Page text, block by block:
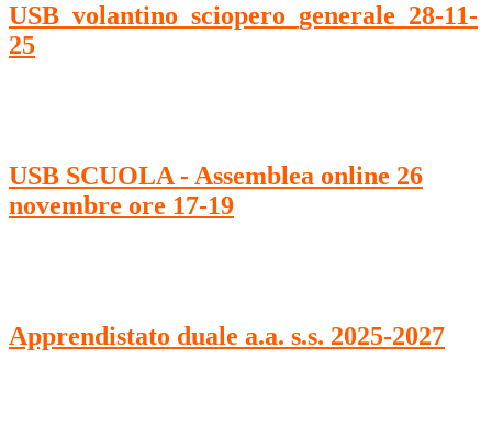
USB_volantino_sciopero_generale_28-11-
25
USB SCUOLA - Assemblea online 26
novembre ore 17-19
Apprendistato duale a.a. s.s. 2025-2027